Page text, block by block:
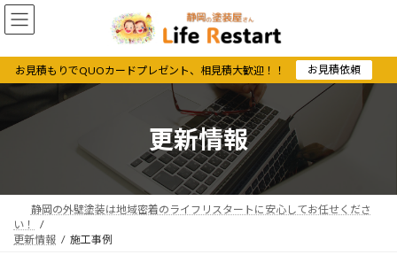
コ
ン
ン
キ
ナ
ビ
ー
に
お見積もりでQUOカードプレゼント、相見積大歓迎！！ お見積依頼
更新情報
静岡の外壁塗装は地域密着のライフリスタートに安心してお任せくださ
い！
更新情報
施工事例